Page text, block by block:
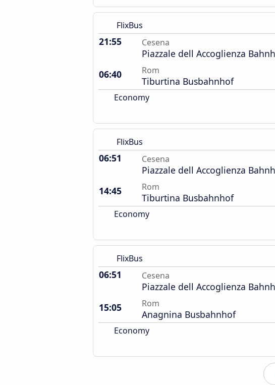
FlixBus
21:55 Cesena
Piazzale dell Accoglienza
06:40
Rom
Tiburtina Busbahnhof
Economy
FlixBus
06:51 Cesena
Piazzale dell Accoglienza
14:45
Rom
Tiburtina Busbahnhof
Economy
FlixBus
06:51 Cesena
Piazzale dell Accoglienza
15:05
Rom
Anagnina Busbahnhof
Economy